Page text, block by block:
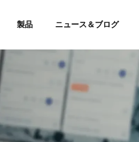
製品 ニュース＆ブログ